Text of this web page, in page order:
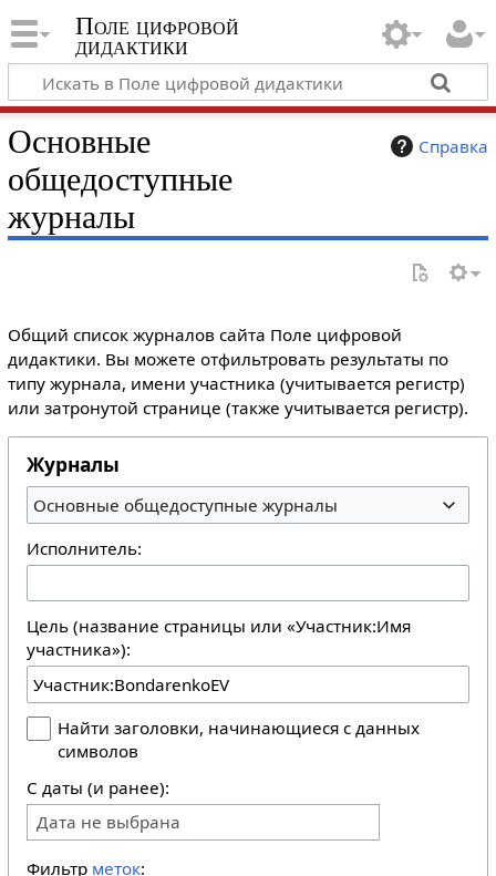
Поле цифровой
дидактики
Справка
Основные
общедоступные
журналы
Общий список журналов сайта Поле цифровой
дидактики. Вы можете отфильтровать результаты по
типу журнала, имени участника (учитывается регистр)
или затронутой странице (также учитывается регистр).
Журналы
Основные общедоступные журналы
Исполнитель:
Цель (название страницы или «Участник:Имя
участника»):
Найти заголовки, начинающиеся с данных
символов
С даты (и ранее):
Дата не выбрана
Фильтр меток: